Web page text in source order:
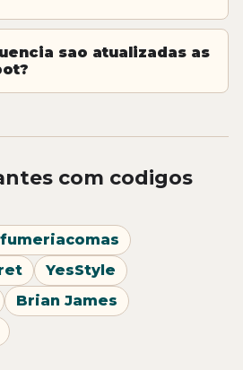
sao atualizadas as
com codigos
YesStyle
Brian James